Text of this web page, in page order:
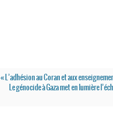
« L’adhésion au Coran et aux
Le génocide à Gaza met en lumière